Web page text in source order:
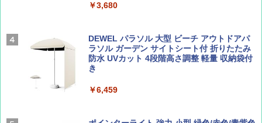
BE-PAL(ビ-パル) 2026年 9 月号【特別付録:
SOTO ミニマル"旅"財布 ランダム2種】
￥1,500
￥2,695
新しい日本地理 地図・統計・移動から読み
解く (講談社現代新書)
￥1,540
広げるだけ パッとサッとテント ブラックコ
ーティング フルクローズ メッシュ 3-4人用
簡単設置 ポップアップテント エクルベージ
ュ(BC仕様) PATC-150B(EB)
￥8,991
￥3,680
DEWEL パラソル 大型 ビーチ アウトドアパ
ラソル ガーデン サイトシート付 折りたたみ
防水 UVカット 4段階高さ調整 軽量 収納袋付
き
￥6,459